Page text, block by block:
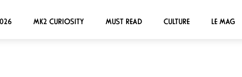
MK2 CURIOSITY MUST READ CULTURE LE MAG